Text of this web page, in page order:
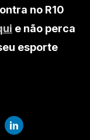
no R10
e não perca
esporte